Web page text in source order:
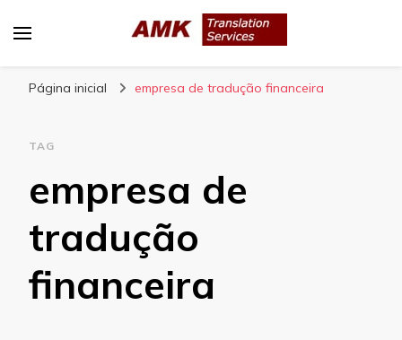
livre, tradução técnica, interpretação
Página inicial empresa de tradução financeira
TAG
empresa de
tradução
financeira